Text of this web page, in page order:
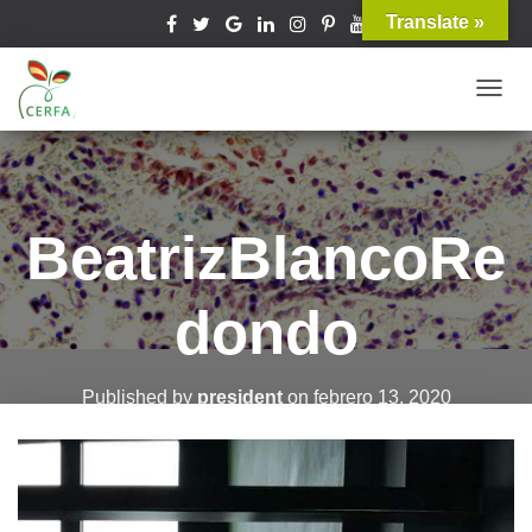
O
G
G
L
E
A
V
G
A
BeatrizBlancoRe
dondo
Published by presidenton febrero 13, 2020
Translate »